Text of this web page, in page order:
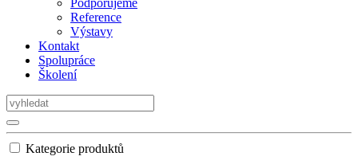
Podporujeme
Reference
Výstavy
Kontakt
Spolupráce
Školení
Kategorie produktů